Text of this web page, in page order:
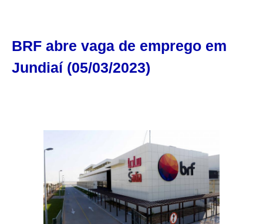
BRF abre vaga de emprego em
Jundiaí (05/03/2023)